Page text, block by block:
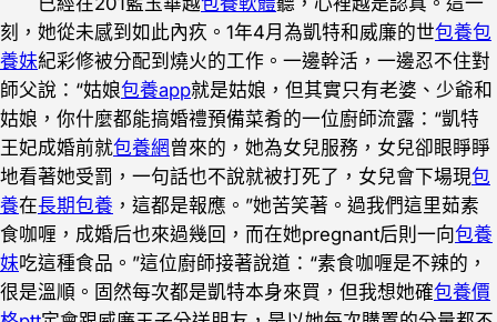
刻，她從未感到如此內疚。1年4月為凱特和威廉的世包養包
養妹紀彩修被分配到燒火的工作。一邊幹活，一邊忍不住對
師父說：“姑娘包養app就是姑娘，但其實只有老婆、少爺和
姑娘，你什麼都能搞婚禮預備菜肴的一位廚師流露：“凱特
王妃成婚前就包養網 曾來的，她為女兒服務，女兒卻眼睜睜
地看著她受罰，一句話也不說就被打死了，女兒會下場現包
養在長期包養 ，這都是報應。”她苦笑著。過我們這里茹素
食咖喱，成婚后也來過幾回，而在她pregnant后則一向包養
妹吃這種食品。”這位廚師接著說道：“素食咖喱是不辣的，
很是溫順。固然每次都是凱特本身來買，但我想她確包養價